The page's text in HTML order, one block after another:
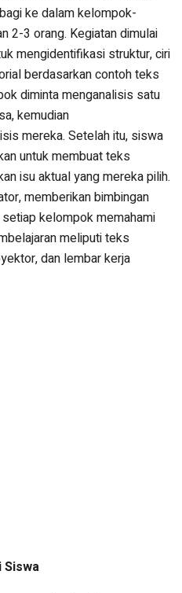
ke dalam kelompok-
2-3 orang. Kegiatan dimulai
mengidentifikasi struktur, ciri
berdasarkan contoh teks
diminta menganalisis satu
kemudian
mereka. Setelah itu, siswa
untuk membuat teks
isu aktual yang mereka pilih.
memberikan bimbingan
kelompok memahami
meliputi teks
dan lembar kerja
Siswa